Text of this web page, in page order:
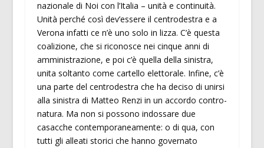
nazionale di Noi con l’Italia – unità e continuità.
Unità perché così dev’essere il centrodestra e a
Verona infatti ce n’è uno solo in lizza. C’è questa
coalizione, che si riconosce nei cinque anni di
amministrazione, e poi c’è quella della sinistra,
unita soltanto come cartello elettorale. Infine, c’è
una parte del centrodestra che ha deciso di unirsi
alla sinistra di Matteo Renzi in un accordo contro-
natura. Ma non si possono indossare due
casacche contemporaneamente: o di qua, con
tutti gli alleati storici che hanno governato